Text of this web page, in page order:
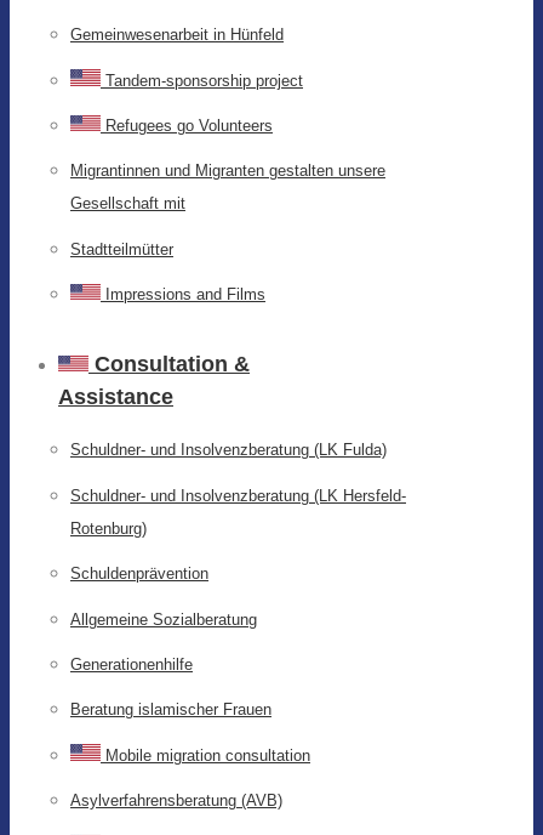
Gemeinwesenarbeit in Hünfeld
Tandem-sponsorship project
Refugees go Volunteers
Migrantinnen und Migranten gestalten unsere
Gesellschaft mit
Stadtteilmütter
Impressions and Films
Consultation &
Assistance
Schuldner- und Insolvenzberatung (LK Fulda)
Schuldner- und Insolvenzberatung (LK Hersfeld-
Rotenburg)
Schuldenprävention
Allgemeine Sozialberatung
Generationenhilfe
Beratung islamischer Frauen
Mobile migration consultation
Asylverfahrensberatung (AVB)